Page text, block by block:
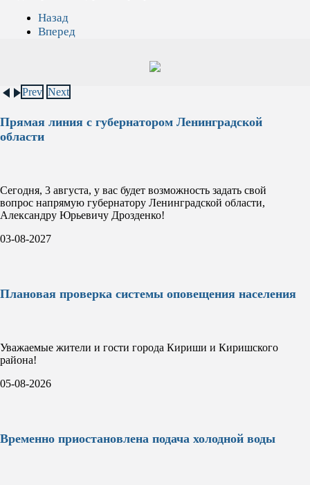
Назад
Вперед
Prev Next
Прямая линия с губернатором Ленинградской
области
Сегодня, 3 августа, у вас будет возможность задать свой
вопрос напрямую губернатору Ленинградской области,
Александру Юрьевичу Дрозденко!
03-08-2027
Плановая проверка системы оповещения населения
Уважаемые жители и гости города Кириши и Киришского
района!
05-08-2026
Временно приостановлена подача холодной воды